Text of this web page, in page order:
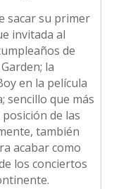
sacar su primer
invitada al
de
la
en la película
sencillo que más
de las
también
acabar como
los conciertos